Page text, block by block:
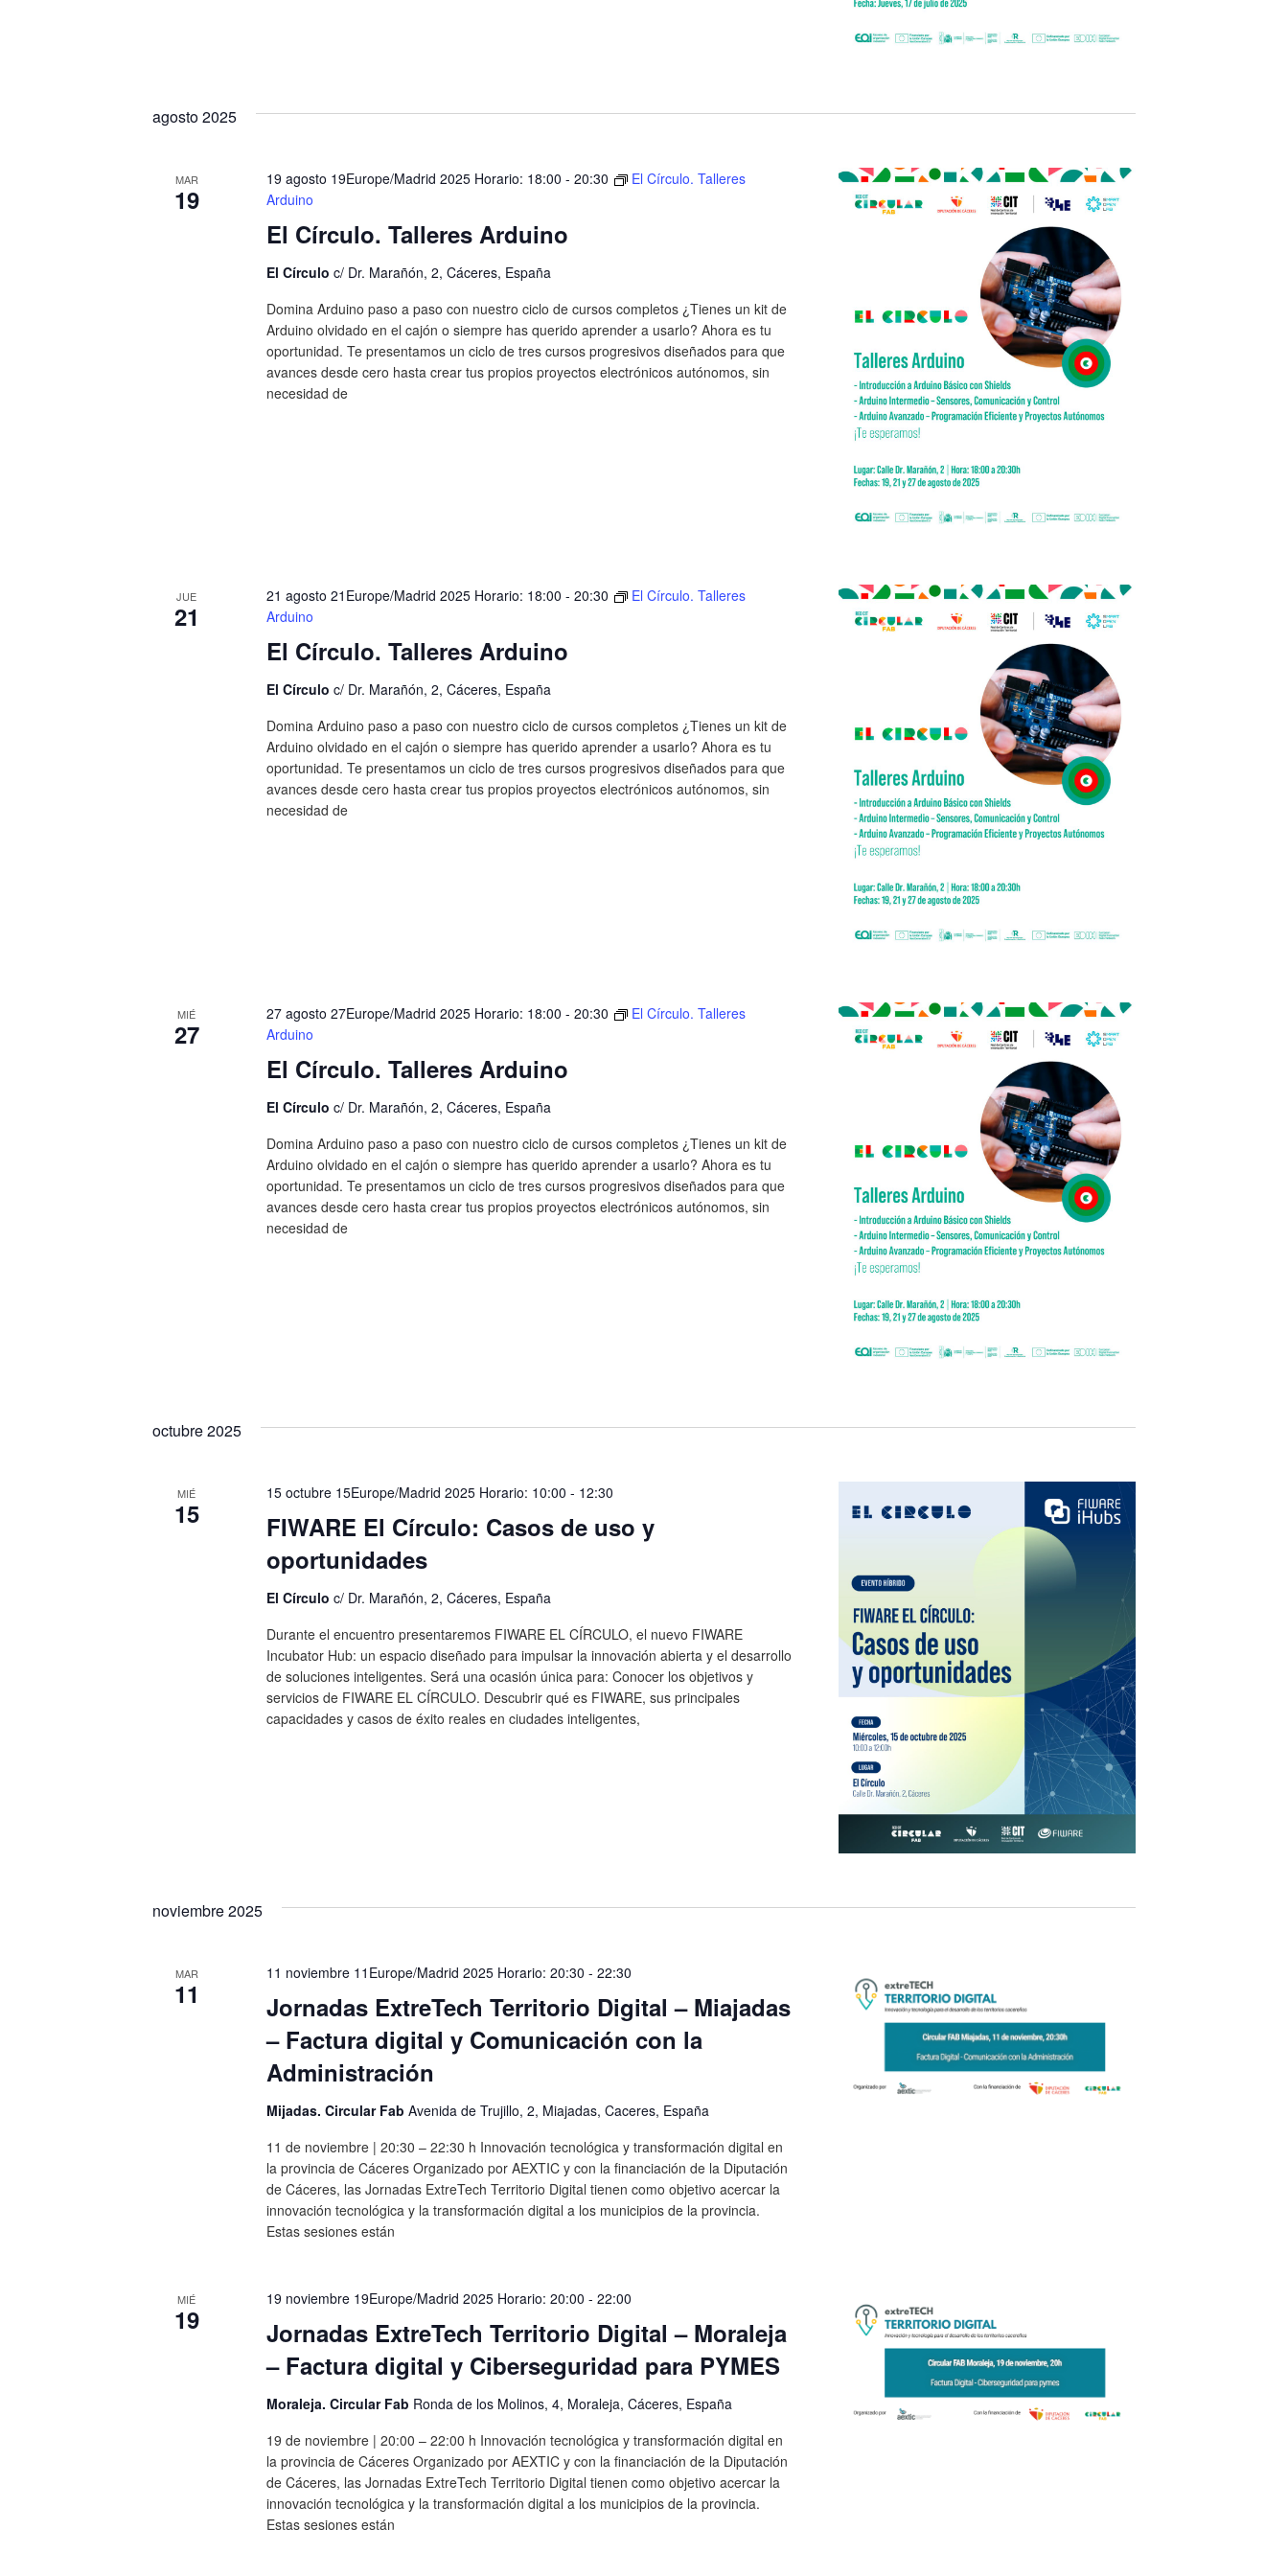
agosto 2025
MAR
19
El Círculo. Talleres Arduino
19 agosto 19Europe/Madrid 2025 Horario: 18:00 -20:30
El Círculo. Talleres
Arduino
El Círculoc/ Dr. Marañón, 2, Cáceres, España
Domina Arduino paso a paso con nuestro ciclo de cursos completos ¿Tienes un kit de
Arduino olvidado en el cajón o siempre has querido aprender a usarlo? Ahora es tu
oportunidad. Te presentamos un ciclo de tres cursos progresivos diseñados para que
avances desde cero hasta crear tus propios proyectos electrónicos autónomos, sin
necesidad de
JUE
21
El Círculo. Talleres Arduino
21 agosto 21Europe/Madrid 2025 Horario: 18:00 -20:30
El Círculo. Talleres
Arduino
El Círculoc/ Dr. Marañón, 2, Cáceres, España
Domina Arduino paso a paso con nuestro ciclo de cursos completos ¿Tienes un kit de
Arduino olvidado en el cajón o siempre has querido aprender a usarlo? Ahora es tu
oportunidad. Te presentamos un ciclo de tres cursos progresivos diseñados para que
avances desde cero hasta crear tus propios proyectos electrónicos autónomos, sin
necesidad de
MIÉ
27
El Círculo. Talleres Arduino
27 agosto 27Europe/Madrid 2025 Horario: 18:00 -20:30
El Círculo. Talleres
Arduino
El Círculoc/ Dr. Marañón, 2, Cáceres, España
Domina Arduino paso a paso con nuestro ciclo de cursos completos ¿Tienes un kit de
Arduino olvidado en el cajón o siempre has querido aprender a usarlo? Ahora es tu
oportunidad. Te presentamos un ciclo de tres cursos progresivos diseñados para que
avances desde cero hasta crear tus propios proyectos electrónicos autónomos, sin
necesidad de
octubre 2025
MIÉ
15
FIWARE El Círculo: Casos de uso y
oportunidades
15 octubre 15Europe/Madrid 2025 Horario: 10:00 - 12:30
El Círculoc/ Dr. Marañón, 2, Cáceres, España
Durante el encuentro presentaremos FIWARE EL CÍRCULO, el nuevo FIWARE
Incubator Hub: un espacio diseñado para impulsar la innovación abierta y el desarrollo
de soluciones inteligentes. Será una ocasión única para: Conocer los objetivos y
servicios de FIWARE EL CÍRCULO. Descubrir qué es FIWARE, sus principales
capacidades y casos de éxito reales en ciudades inteligentes,
noviembre 2025
MAR
11
Jornadas ExtreTech Territorio Digital – Miajadas
– Factura digital y Comunicación con la
Administración
11 noviembre 11Europe/Madrid 2025 Horario: 20:30 -22:30
Mijadas. Circular FabAvenida de Trujillo, 2, Miajadas, Caceres, España
11 de noviembre | 20:30 – 22:30 h Innovación tecnológica y transformación digital en
la provincia de Cáceres Organizado por AEXTIC y con la financiación de la Diputación
de Cáceres, las Jornadas ExtreTech Territorio Digital tienen como objetivo acercar la
innovación tecnológica y la transformación digital a los municipios de la provincia.
Estas sesiones están
MIÉ
19
Jornadas ExtreTech Territorio Digital – Moraleja
– Factura digital y Ciberseguridad para PYMES
19 noviembre 19Europe/Madrid 2025 Horario: 20:00 -22:00
Moraleja. Circular Fab Ronda de los Molinos, 4, Moraleja, Cáceres, España
19 de noviembre | 20:00 – 22:00 h Innovación tecnológica y transformación digital en
la provincia de Cáceres Organizado por AEXTIC y con la financiación de la Diputación
de Cáceres, las Jornadas ExtreTech Territorio Digital tienen como objetivo acercar la
innovación tecnológica y la transformación digital a los municipios de la provincia.
Estas sesiones están